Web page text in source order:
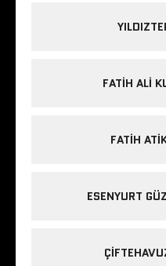
FATIH ALI
FATIH
ESENYURT